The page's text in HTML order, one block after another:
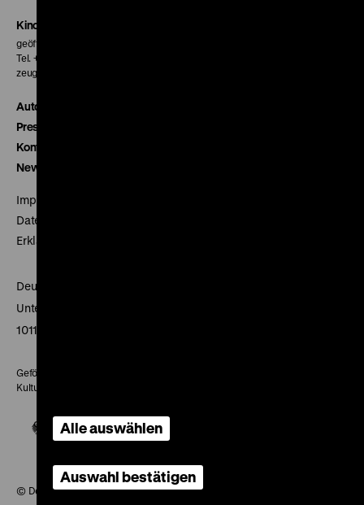
Kinokasse
geöffnet 30 Minuten vor Beginn der ersten Vorstellung
Tel. + 49 30 20304-770
zeughauskino@dhm.de
Autor*innen
Presse
Kontakt
Newsletter
Impressum
Datenschutz
Erklärung digitale Barrierefreiheit
Deutsches Historisches Museum
Unter den Linden 2
10117 Berlin
Gefördert mit Mitteln des Beauftragten der Bundesregierung für
Kultur und Medien
© Deutsches Historisches Museum, 2026
Alle auswählen
Auswahl bestätigen